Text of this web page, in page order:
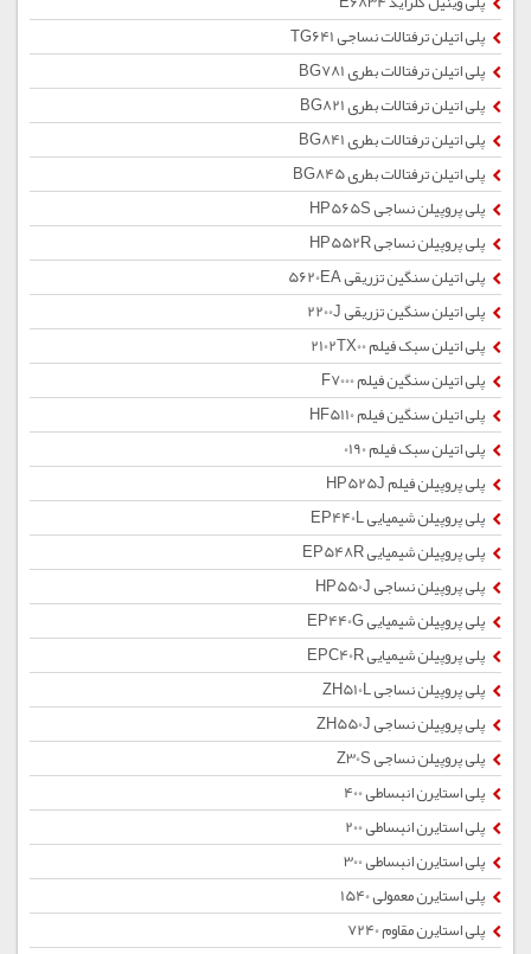
پلی اتیلن ترفتالات نساجی TG641
پلی اتیلن ترفتالات بطری BG781
پلی اتیلن ترفتالات بطری BG821
پلی اتیلن ترفتالات بطری BG841
پلی اتیلن ترفتالات بطری BG845
پلی پروپیلن نساجی HP565S
پلی پروپیلن نساجی HP552R
پلی اتیلن سنگین تزریقی 5620EA
پلی اتیلن سنگین تزریقی 2200J
پلی اتیلن سبک فیلم 2102TX00
پلی اتیلن سنگین فیلم F7000
پلی اتیلن سنگین فیلم HF5110
پلی اتیلن سبک فیلم 0190
پلی پروپیلن فیلم HP525J
پلی پروپیلن شیمیایی EP440L
پلی پروپیلن شیمیایی EP548R
پلی پروپیلن نساجی HP550J
پلی پروپیلن شیمیایی EP440G
پلی پروپیلن شیمیایی EPC40R
پلی پروپیلن نساجی ZH510L
پلی پروپیلن نساجی ZH550J
پلی پروپیلن نساجی Z30S
پلی استایرن انبساطی 400
پلی استایرن انبساطی 200
پلی استایرن انبساطی 300
پلی استایرن معمولی 1540
پلی استایرن مقاوم 7240